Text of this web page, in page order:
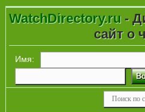
WatchDirectory.ru-
сайт о
Имя: